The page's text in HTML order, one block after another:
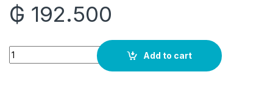
₲ 192.500
Quantity
Add to cart